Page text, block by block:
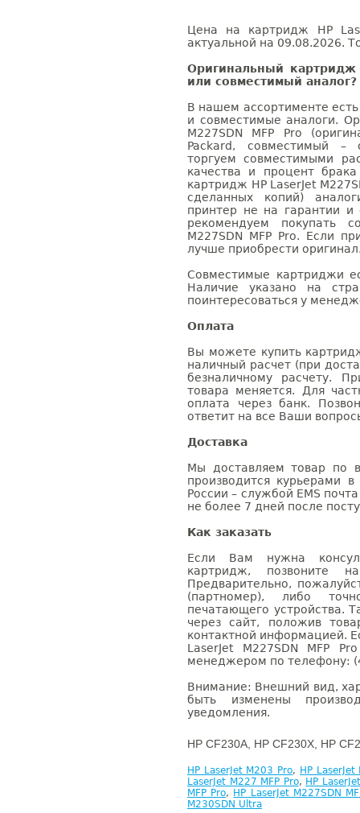
Цена на картридж HP
актуальной на 09.08.2026.
Оригинальный картридж
или совместимый аналог?
В нашем ассортименте
и совместимые аналоги.
M227SDN MFP Pro
Packard, совместимый –
торгуем совместимыми
качества и процент
картридж HP LaserJet
сделанных копий)
принтер не на гарантии
рекомендуем покупать
M227SDN MFP Pro. Если
лучше приобрести
Совместимые картриджи
Наличие указано на
поинтересоваться у
Оплата
Вы можете купить
наличный расчет (при
безналичному расчету.
товара меняется. Для
оплата через банк.
ответит на все Ваши
Доставка
Мы доставляем товар по
производится курьерами
России – службой EMS
не более 7 дней после
Как заказать
Если Вам нужна
картридж, позвоните
Предварительно,
(партномер), либо
печатающего устройства.
через сайт, положив
контактной информацией.
LaserJet M227SDN MFP
менеджером по телефону:
Внимание: Внешний вид,
быть изменены
уведомления.
HP CF230A, HP CF230X, HP
HP LaserJet M203 Pro, HP
LaserJet M227 MFP Pro, HP
MFP Pro, HP LaserJet M227SDN
M230SDN Ultra